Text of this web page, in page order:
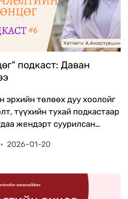
подкаст: Даван
эрхийн төлөөх дуу хоолойг
түүхийн тухай подкастаар
хохирогч охид,
нэгтгэж, тэдний
сүлжээ" сайн дурын
тэгш эрх төв" ТББ-ын
· 2026-01-20